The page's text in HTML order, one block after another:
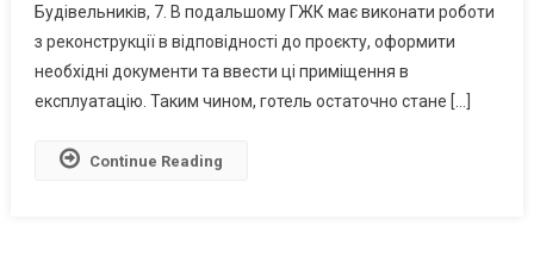
Житлові
Квартири
Будівельників, 7. В подальшому ГЖК має виконати роботи
з реконструкції в відповідності до проєкту, оформити
необхідні документи та ввести ці приміщення в
експлуатацію. Таким чином, готель остаточно стане […]
Continue Reading